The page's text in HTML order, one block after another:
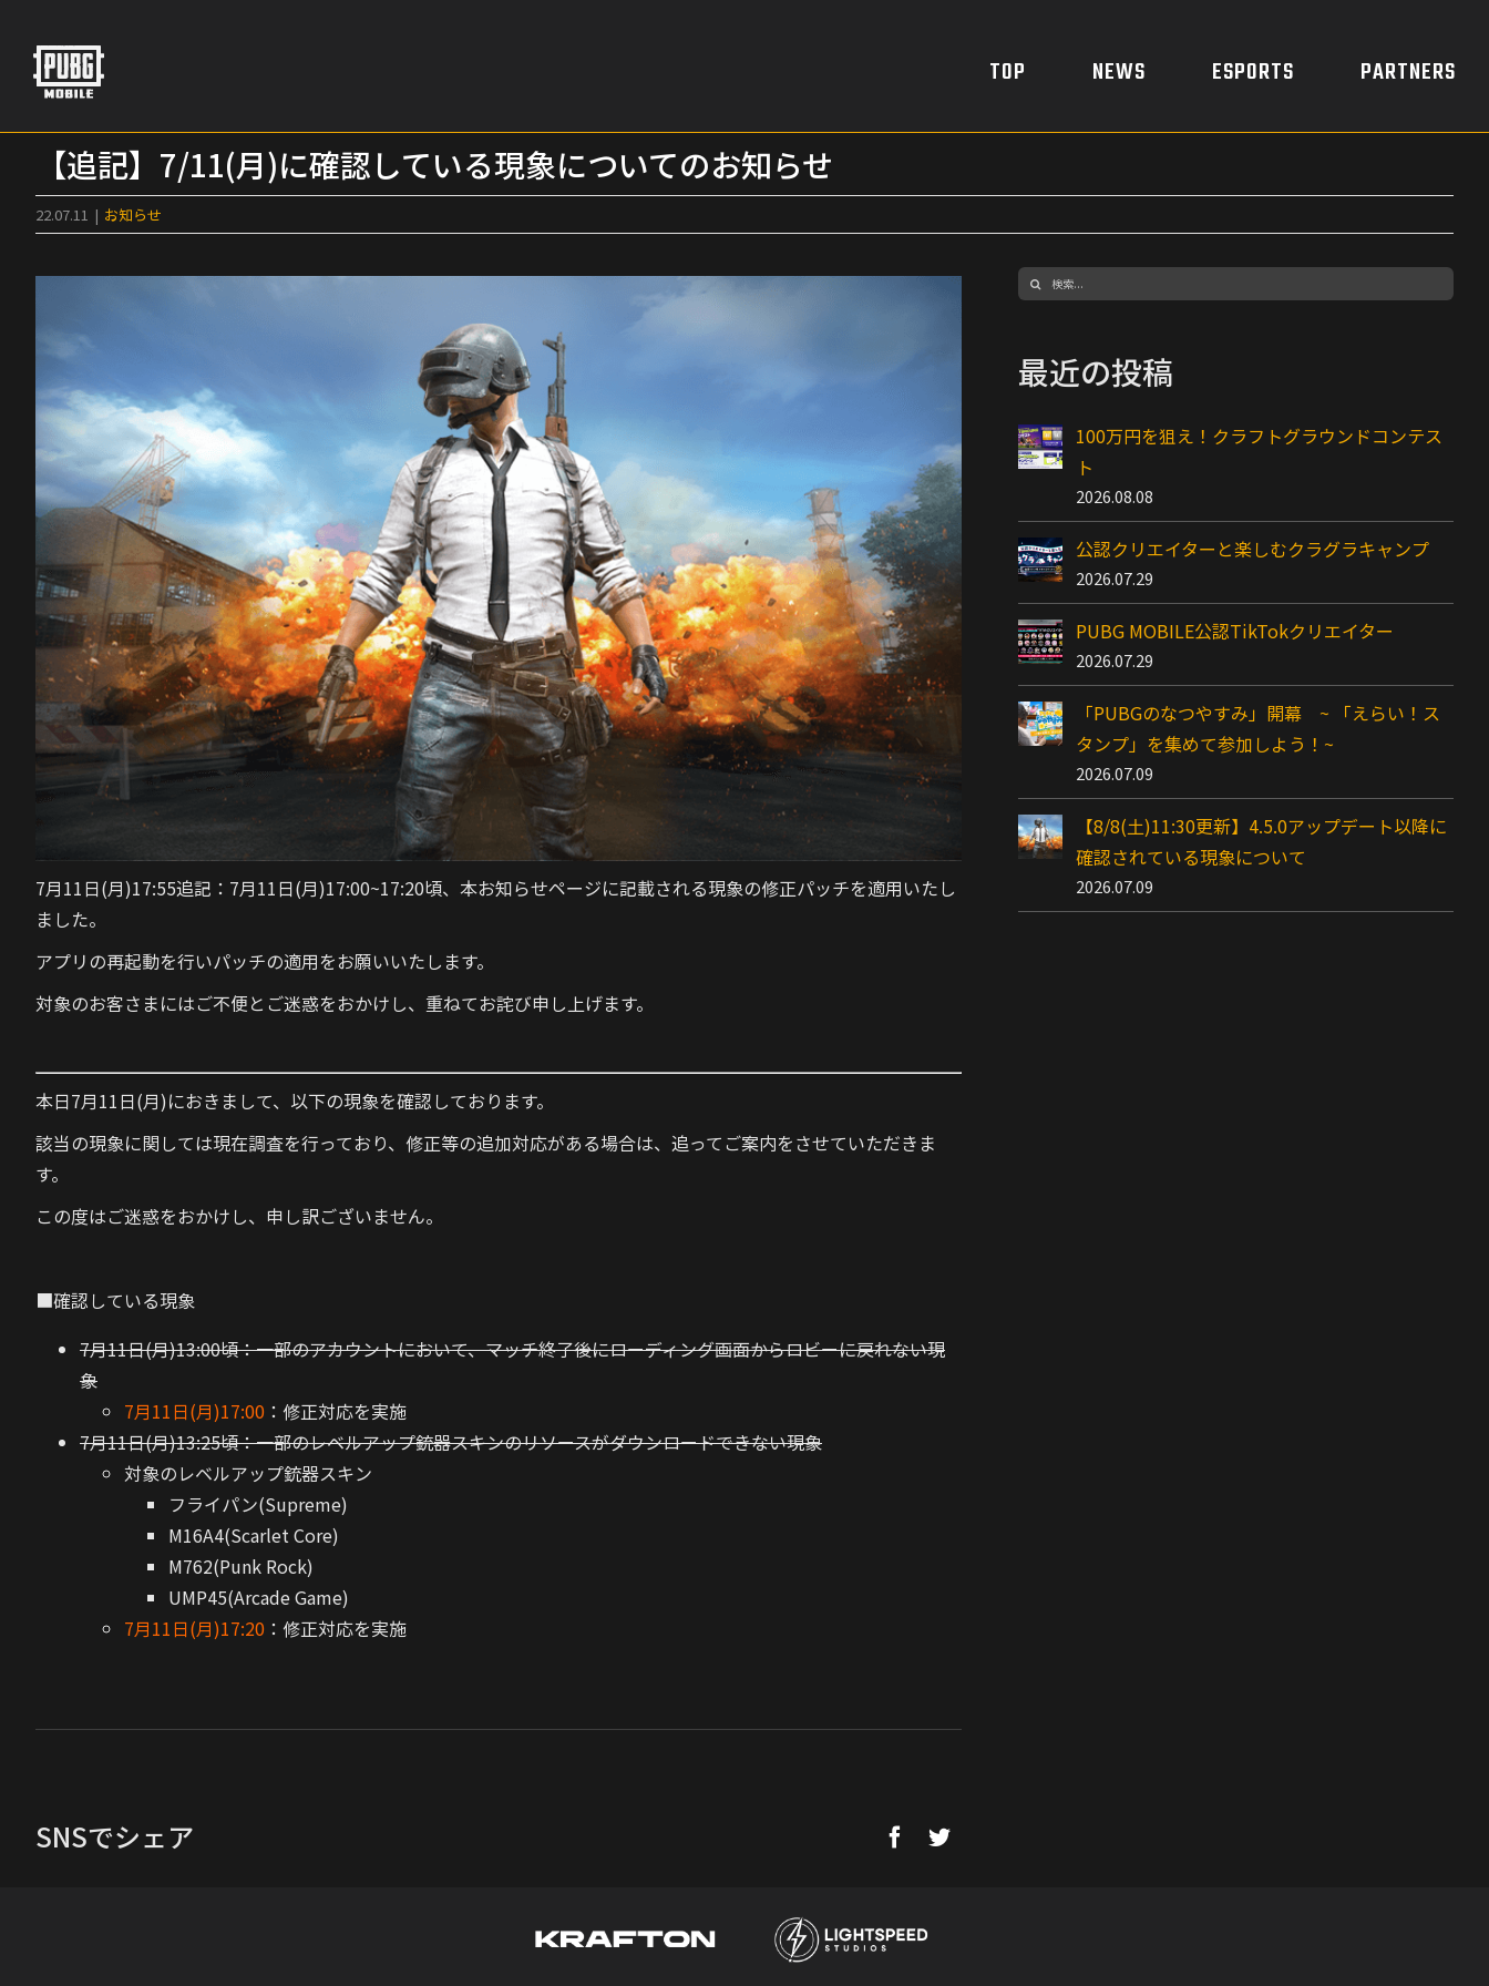
content
TOP NEWS ESPORTS PARTNERS
【追記】7/11(月)に確認している現象についてのお知らせ
22.07.11 | お知らせ
7月11日(月)17:55追記：7月11日(月)17:00~17:20頃、本お知らせページに記載される現象の修正パッチを適用いたし
ました。
アプリの再起動を行いパッチの適用をお願いいたします。
対象のお客さまにはご不便とご迷惑をおかけし、重ねてお詫び申し上げます。
本日7月11日(月)におきまして、以下の現象を確認しております。
該当の現象に関しては現在調査を行っており、修正等の追加対応がある場合は、追ってご案内をさせていただきま
す。
この度はご迷惑をおかけし、申し訳ございません。
■確認している現象
7月11日(月)13:00頃：一部のアカウントにおいて、マッチ終了後にローディング画面からロビーに戻れない現
象
7月11日(月)17:00 ：修正対応を実施
7月11日(月)13:25頃：一部のレベルアップ銃器スキンのリソースがダウンロードできない現象
対象のレベルアップ銃器スキン
フライパン(Supreme)
M16A4(Scarlet Core)
M762(Punk Rock)
UMP45(Arcade Game)
7月11日(月)17:20 ：修正対応を実施
SNSでシェア
検
最近の投稿
100万円を狙え！クラフトグラウンドコンテス
ト
2026.08.08
公認クリエイターと楽しむクラグラキャンプ
2026.07.29
PUBG MOBILE公認TikTokクリエイター
2026.07.29
「PUBGのなつやすみ」開幕 ~ 「えらい！ス
タンプ」を集めて参加しよう！~
2026.07.09
【8/8(土)11:30更新】4.5.0アップデート以降に
確認されている現象について
2026.07.09